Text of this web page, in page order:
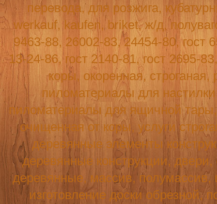
перевода, для розжига,
werkauf, kaufen,briket, ж/д,
9463-88, 26002-83, 24454-80, гост
13-24-86, гост 2140-81, гост 2695-
коры, окоренная, строганая,
пиломатериалы для
пиломатериалы для ящичной
очищенная от коры, услуги
деревянные элементы
деревянные конструкции,
деревянные, массив,
изготовление доски обрезной,